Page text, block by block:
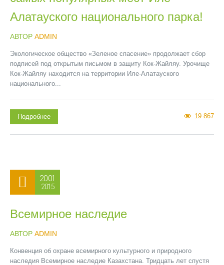
Алатауского национального парка!
АВТОР ADMIN
Экологическое общество «Зеленое спасение» продолжает сбор
подписей под открытым письмом в защиту Кок-Жайляу. Урочище
Кок-Жайляу находится на территории Иле-Алатауского
национального...
19 867
Подробнее
20.01
2015
Всемирное наследие
АВТОР ADMIN
Конвенция об охране всемирного культурного и природного
наследия Всемирное наследие Казахстана. Тридцать лет спустя